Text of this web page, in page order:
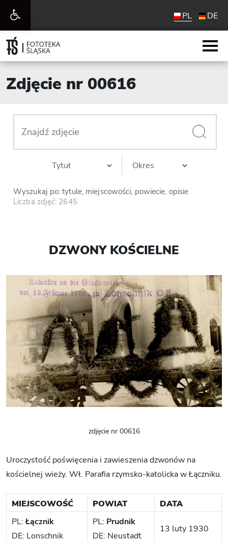
Otwórz
pasek
narzędzi
PL DE
Zdjęcie nr 00616
Wyszukaj po: tytule, miejscowości, powiecie, opisie
Liczba zdjęć: 2645
DZWONY KOŚCIELNE
zdjęcie nr 00616
Uroczystość poświęcenia i zawieszenia dzwonów na
kościelnej wieży. Wł. Parafia rzymsko-katolicka w Łączniku.
MIEJSCOWOŚĆ POWIAT
DATA
PL:Łącznik
DE: Lonschnik
PL: Prudnik
DE: Neustadt
13 luty 1930